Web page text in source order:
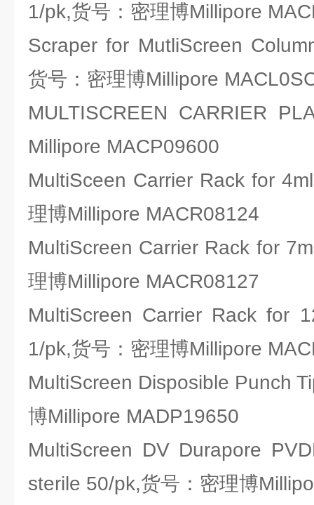
1/pk,货号：密理博Millipore
Scraper for MutliScreen
货号：密理博Millipore
MULTISCREEN CARRIER
Millipore MACP09600
MultiSceen Carrier Rack for
理博Millipore MACR08124
MultiScreen Carrier Rack for
理博Millipore MACR08127
MultiScreen Carrier Rack for
1/pk,货号：密理博Millipore
MultiScreen Disposible Punch
博Millipore MADP19650
MultiScreen DV Durapore
sterile 50/pk,货号：密理博